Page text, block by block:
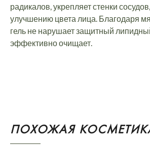
радикалов, укрепляет стенки
улучшению цвета лица. Благодаря
гель не нарушает защитный
эффективно очищает.
ПОХОЖАЯ